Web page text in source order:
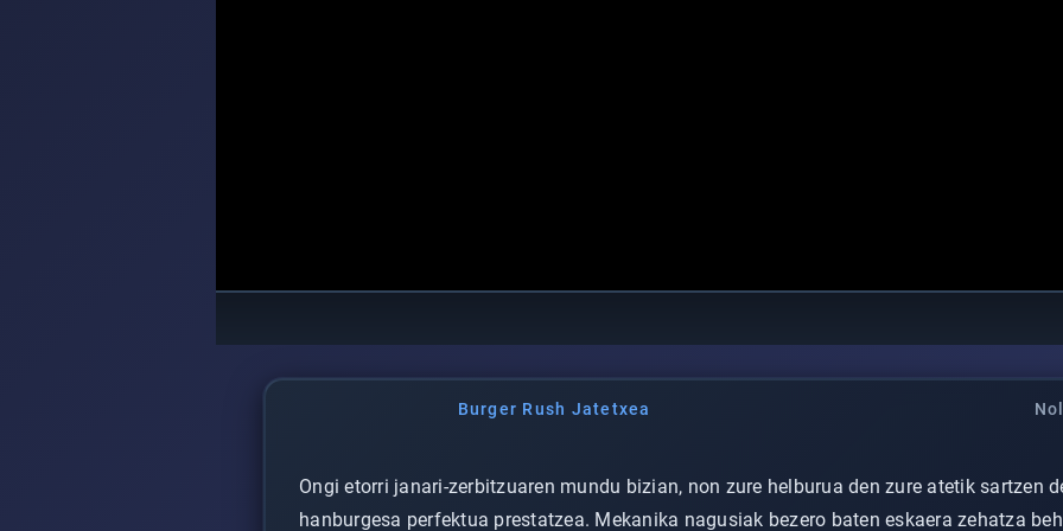
Burger Rush Jatetxea
Ongi etorri janari-zerbitzuaren mundu bizian, non zure helburua den zure atetik sartzen
hanburgesa perfektua prestatzea. Mekanika nagusiak bezero baten eskaera zehatza